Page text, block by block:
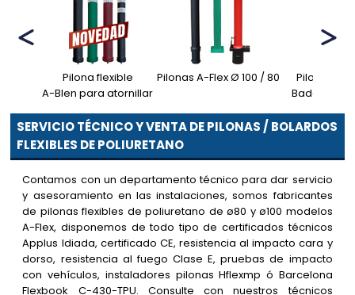
Pilona flexible
A-Blen para atornillar
Pilonas A-Flex Ø 100 / 80
Pilonas A-
Badalona Ø
SERVICIO TÉCNICO Y VENTA DE PILONAS / BOLARDOS
FLEXIBLES DE POLIURETANO
Contamos con un departamento técnico para dar servicio
y asesoramiento en las instalaciones, somos fabricantes
de pilonas flexibles de poliuretano de ø80 y ø100 modelos
A-Flex, disponemos de todo tipo de certificados técnicos
Applus Idiada, certificado CE, resistencia al impacto cara y
dorso, resistencia al fuego Clase E, pruebas de impacto
con vehículos, instaladores pilonas Hflexmp ó Barcelona
Flexbook C-430-TPU. Consulte con nuestros técnicos